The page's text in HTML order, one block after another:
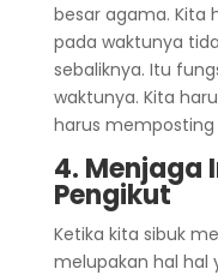
besar agama. Kita
pada waktunya
sebaliknya. Itu
waktunya. Kita
harus memposting
4. Menjaga
Pengikut
Ketika kita sibuk
melupakan hal hal